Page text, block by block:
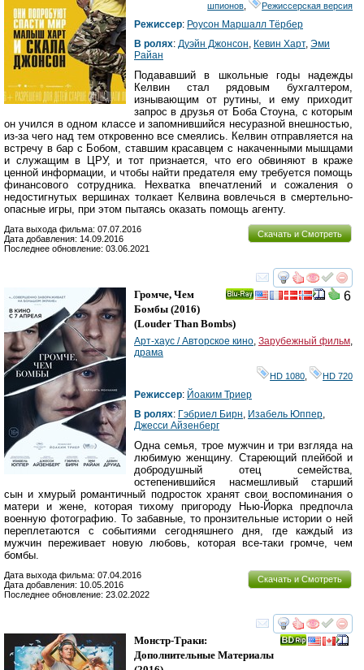
шпионов
Режиссерская версия
Режиссер: Роусон Маршалл Тёрбер
В ролях: Дуэйн Джонсон, Кевин Харт, Эми
Райан
Подававший в школьные годы надежды
Келвин стал рядовым бухгалтером,
изнывающим от рутины, и ему приходит
запрос в друзья от Боба Стоуна, с которым
он учился в одном классе и запомнившийся несуразной внешностью,
из-за чего над тем откровенно все смеялись. Келвин отправляется на
встречу в бар с Бобом, ставшим красавцем с накаченными мышцами
и служащим в ЦРУ, и тот признается, что его обвиняют в краже
ценной информации, и чтобы найти предателя ему требуется помощь
финансового сотрудника. Нехватка впечатлений и сожаления о
недостигнутых вершинах толкает Келвина вовлечься в смертельно-
опасные игры, при этом пытаясь оказать помощь агенту.
Скачать и Смотреть
Дата выхода фильма: 07.07.2016
Дата добавления: 14.09.2016
Последнее обновление: 03.06.2021
смотреть
6
Громче, Чем
Бомбы (2016)
(Louder Than Bombs)
Арт-хаус / Авторское кино, Зарубежный фильм,
драма
HD 1080 HD 720
Режиссер: Йоаким Триер
В ролях: Гэбриел Бирн, Изабель Юппер,
Джесси Айзенберг
Одна семья, трое мужчин и три взгляда на
любимую женщину. Стареющий плейбой и
добродушный отец семейства,
остепенившийся насмешливый старший
сын и хмурый романтичный подросток хранят свои воспоминания о
матери и жене, которая тихому пригороду Нью-Йорка предпочла
военную фотографию. То забавные, то пронзительные истории о ней
переплетаются с событиями сегодняшнего дня, где каждый из
мужчин переживает новую любовь, которая все-таки громче, чем
бомбы.
Скачать и Смотреть
Дата выхода фильма: 07.04.2016
Дата добавления: 10.05.2016
Последнее обновление: 23.02.2022
смотреть
Монстр-Траки:
Дополнительные Материалы